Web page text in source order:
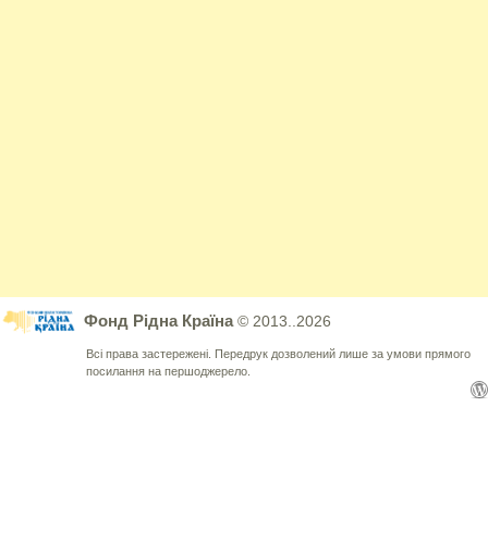
Фонд Рідна Країна© 2013..2026
Всі права застережені. Передрук дозволений лише за умови прямого
посилання на першоджерело.